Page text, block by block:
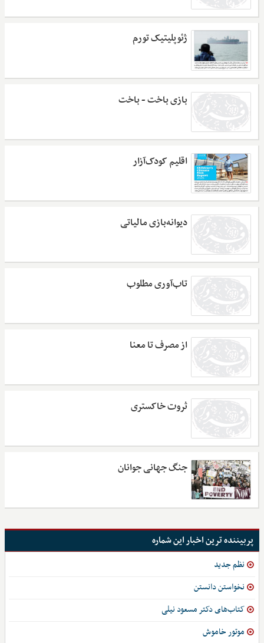
ژئوپلیتیک تورم
بازی باخت - باخت
اقلیم کودک‌آزار
دیوانه‌بازی مالیاتی
تاب‌آوری مطلوب
از مصرف تا معنا
ثروت خاکستری
جنگ جهانی جوانان
پربیننده ترین اخبار این شماره
نظم جدید
نخواستن دانستن
کتاب‌های دکتر مسعود نیلی
موتور خاموش